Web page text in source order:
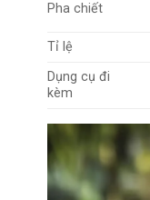
Pha chiết
Tỉ lệ
Dụng cụ đi
kèm